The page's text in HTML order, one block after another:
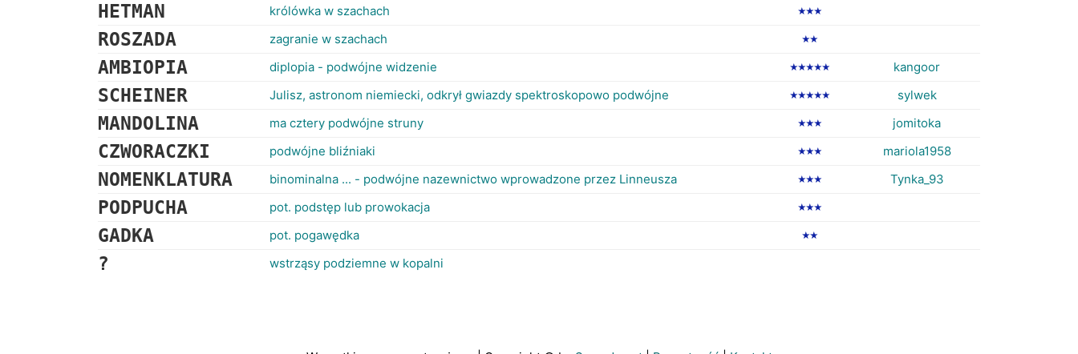
HETMAN królówka w szachach ★★★
ROSZADA zagranie w szachach ★★
AMBIOPIA diplopia - podwójne widzenie ★★★★★ kangoor
SCHEINER Julisz, astronom niemiecki, odkrył gwiazdy spektroskopowo podwójne ★★★★★ sylwek
MANDOLINA ma cztery podwójne struny ★★★ jomitoka
CZWORACZKI podwójne bliźniaki ★★★ mariola1958
NOMENKLATURA binominalna ... - podwójne nazewnictwo wprowadzone przez Linneusza ★★★ Tynka_93
PODPUCHA pot. podstęp lub prowokacja ★★★
GADKA pot. pogawędka ★★
? wstrząsy podziemne w kopalni